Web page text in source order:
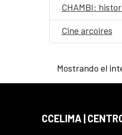
CHAMBI:
Cine arcoires
Mostrando el
CCELIMA |